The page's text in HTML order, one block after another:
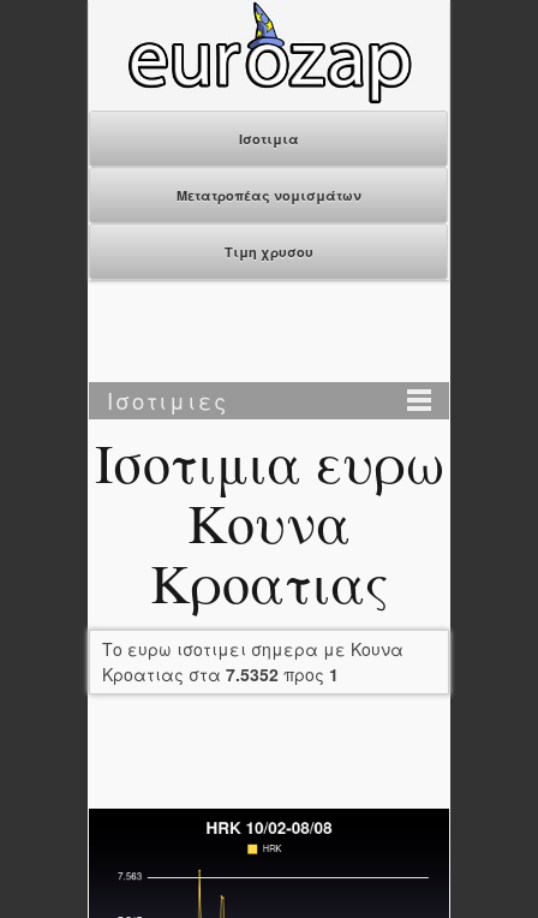
Ισοτιμια
Μετατροπέας νομισμάτων
Τιμη χρυσου
Ισοτιμιες
Ισοτιμια ευρω
Κουνα
Κροατιας
Το ευρω ισοτιμει σημερα με Κουνα
Κροατιας στα 7.5352 προς 1